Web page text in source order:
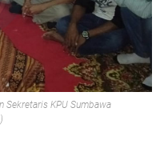
Sekretaris KPU Sumbawa